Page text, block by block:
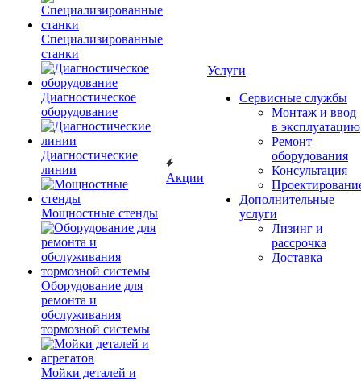
Специализированные
станки
Диагностическое
оборудование
Диагностические
линии
Мощностные стенды
Оборудование для
ремонта и
обслуживания
тормозной системы
Мойки деталей и
Акции
Услуги
Сервисные службы
Монтаж и ввод
в эксплуатацию
Ремонт
оборудования
Консультация
Дополнительные
услуги
Лизинг и
рассрочка
Доставка